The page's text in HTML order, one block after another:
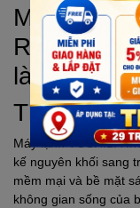
Máy lạnh
RAS-
làn gió
Thiết kế
Máy lạnhTOSHIBA
kế nguyên khối sang
mềm mại và bề mặt
không gian sống của